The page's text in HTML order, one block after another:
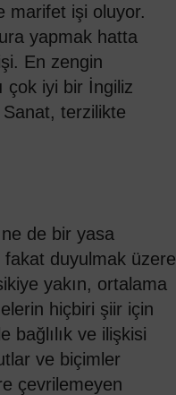
marifet işi oluyor.
yapmak hatta
En zengin
çok iyi bir İngiliz
terzilikte
de bir yasa
fakat duyulmak üzere
yakın, ortalama
hiçbiri şiir için
bağlılık ve ilişkisi
ve biçimler
çevrilemeyen